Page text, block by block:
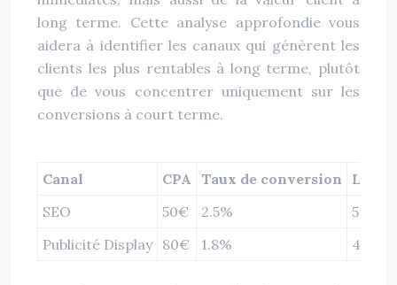
long terme. Cette analyse approfondie vous
aidera à identifier les canaux qui génèrent les
clients les plus rentables à long terme, plutôt
que de vous concentrer uniquement sur les
conversions à court terme.
Canal CPA Taux de conversion
LTV
SEO
50€ 2.5%
500€
Publicité Display 80€ 1.8% 450€